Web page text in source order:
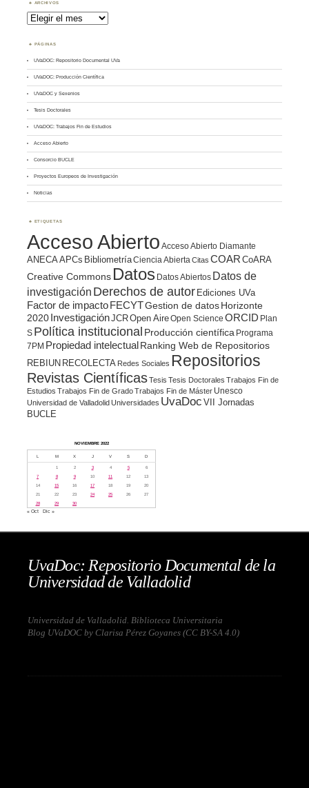
ARCHIVOS
Archivos
PÁGINAS
UVaDOC: Repositorio Documental UVa
UVaDOC: Producción Científica
UVaDOC y Sexenios
Tesis Doctorales
UVaDOC: Trabajos Fin de Estudios
Acceso Abierto
Consorcio BUCLE
Proyectos Europeos de Investigación
Noticias
ETIQUETAS
Acceso Abierto Acceso Abierto Diamante
ANECA APCs BibliometríaCiencia Abierta Citas COAR CoARA
Creative Commons Datos Datos Abiertos Datos de
investigación Derechos de autor Ediciones UVa
Factor de impacto FECYTGestion de datosHorizonte
2020 InvestigaciónJCROpen AireOpen Science ORCID Plan
S Política institucional Producción científica Programa
7PM Propiedad intelectualRanking Web de Repositorios
REBIUN RECOLECTA Redes Sociales Repositorios
Revistas CientíficasTesis Tesis Doctorales Trabajos Fin de
Estudios Trabajos Fin de GradoTrabajos Fin de Máster Unesco
Universidad de ValladolidUniversidades UvaDoc VII Jornadas
BUCLE
NOVIEMBRE 2022
L M X J V S D
1 2 3 4 5
6
7
8 9 10 11 12
13
14
15 16 17 18 19
20
21
22 23 24 25 26
27
28
29 30
« Oct Dic »
UvaDoc: Repositorio Documental de la
Universidad de Valladolid
Universidad de Valladolid. Biblioteca Universitaria
Blog UVaDOC by Clarisa Pérez Goyanes (CC BY-SA 4.0)